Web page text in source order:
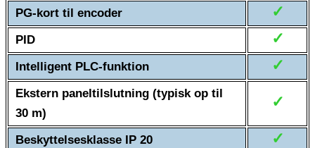
PG-kort til encoder ✓
PID ✓
Intelligent PLC-funktion ✓
Ekstern paneltilslutning (typisk op til
30 m)
✓
Beskyttelsesklasse IP 20 ✓